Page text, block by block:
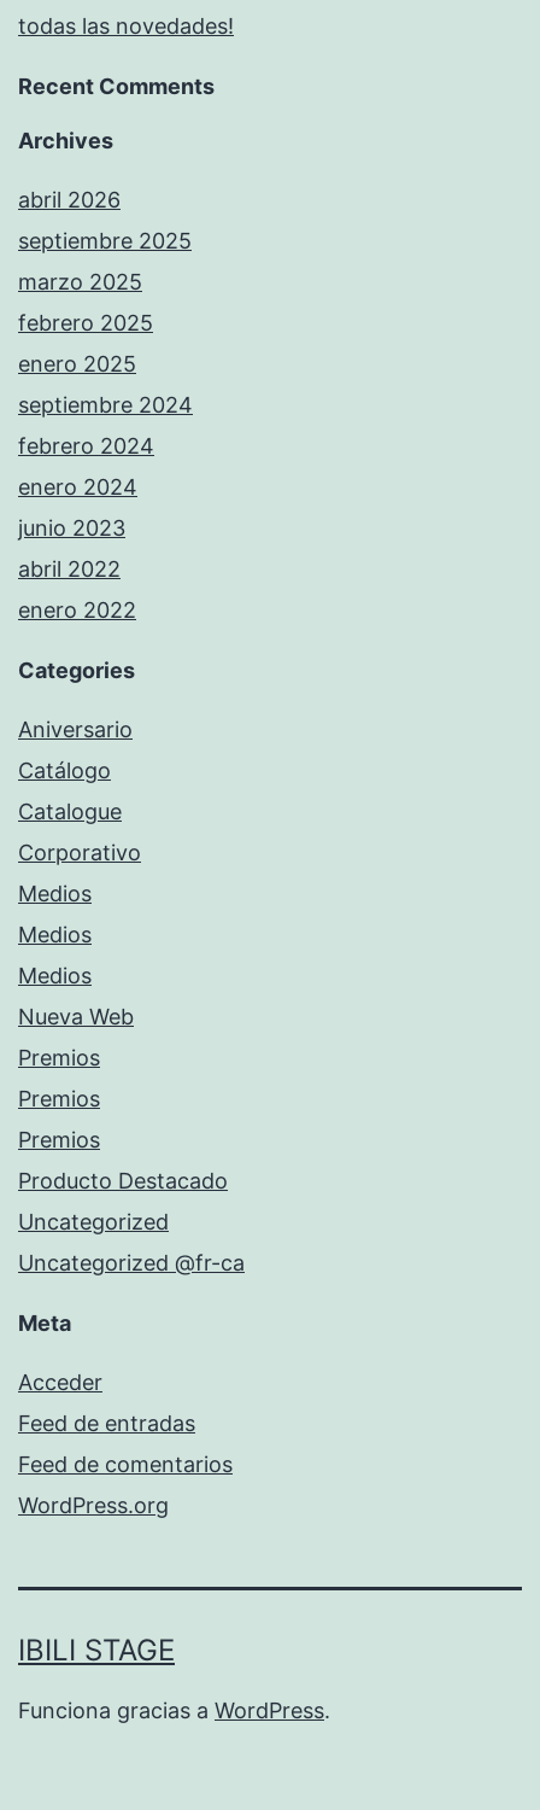
todas las novedades!
Recent Comments
Archives
abril 2026
septiembre 2025
marzo 2025
febrero 2025
enero 2025
septiembre 2024
febrero 2024
enero 2024
junio 2023
abril 2022
enero 2022
Categories
Aniversario
Catálogo
Catalogue
Corporativo
Medios
Medios
Medios
Nueva Web
Premios
Premios
Premios
Producto Destacado
Uncategorized
Uncategorized @fr-ca
Meta
Acceder
Feed de entradas
Feed de comentarios
WordPress.org
IBILI STAGE
Funciona gracias a WordPress.